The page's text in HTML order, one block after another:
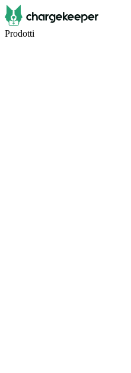
Prodotti